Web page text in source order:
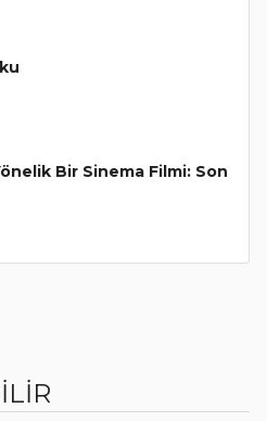
Bir Sinema Filmi: Son